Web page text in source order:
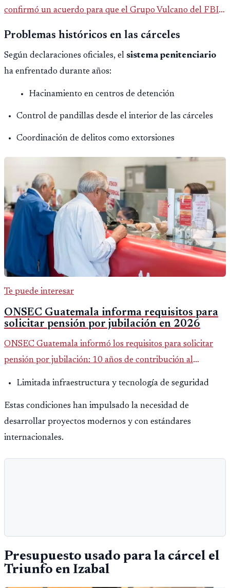
confirmó un acuerdo para que el Grupo Vulcano del FBI
Público.
Problemas históricos en las cárceles
Según declaraciones oficiales, el sistema penitenciario
ha enfrentado durante años:
Hacinamiento en centros de detención
Control de pandillas desde el interior de las cárceles
Coordinación de delitos como extorsiones
Te puede interesar
ONSEC Guatemala informa requisitos para
solicitar pensión por jubilación en 2026
ONSEC Guatemala informó los requisitos para solicitar
pensión por jubilación: 10 años de contribución al
Limitada infraestructura y tecnología de seguridad
Estas condiciones han impulsado la necesidad de
desarrollar proyectos modernos y con estándares
internacionales.
Presupuesto usado para la cárcel el
Triunfo en Izabal